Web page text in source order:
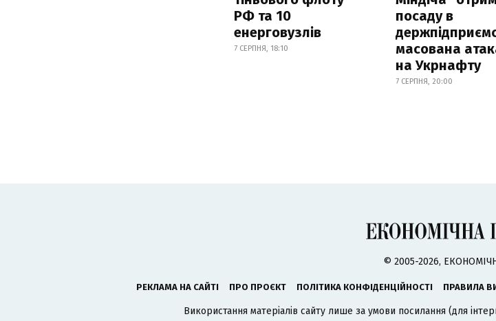
РФ та 10
енерговузлів
7 СЕРПНЯ, 18:10
посаду в
масована
на Укрнафту
7 СЕРПНЯ, 20:00
© 2005-2026,
РЕКЛАМА НА САЙТІ ПРО ПРОЄКТ ПОЛІТИКА КОНФІДЕНЦІЙНОСТІ ПРАВИЛА
Використання матеріалів сайту лише за умови посилання (для